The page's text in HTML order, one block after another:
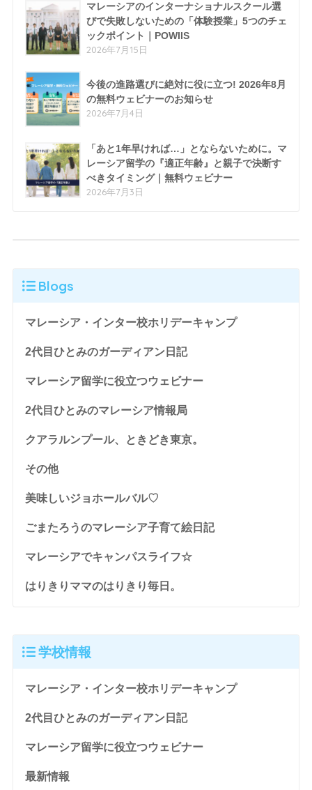
マレーシアのインターナショナルスクール選
びで失敗しないための「体験授業」5つのチェ
ックポイント｜POWIIS
2026年7月15日
今後の進路選びに絶対に役に立つ! 2026年8月
の無料ウェビナーのお知らせ
2026年7月4日
「あと1年早ければ…」とならないために。マ
レーシア留学の『適正年齢』と親子で決断す
べきタイミング｜無料ウェビナー
2026年7月3日
Blogs
マレーシア・インター校ホリデーキャンプ
2代目ひとみのガーディアン日記
マレーシア留学に役立つウェビナー
2代目ひとみのマレーシア情報局
クアラルンプール、ときどき東京。
その他
美味しいジョホールバル♡
ごまたろうのマレーシア子育て絵日記
マレーシアでキャンパスライフ☆
はりきりママのはりきり毎日。
学校情報
マレーシア・インター校ホリデーキャンプ
2代目ひとみのガーディアン日記
マレーシア留学に役立つウェビナー
最新情報